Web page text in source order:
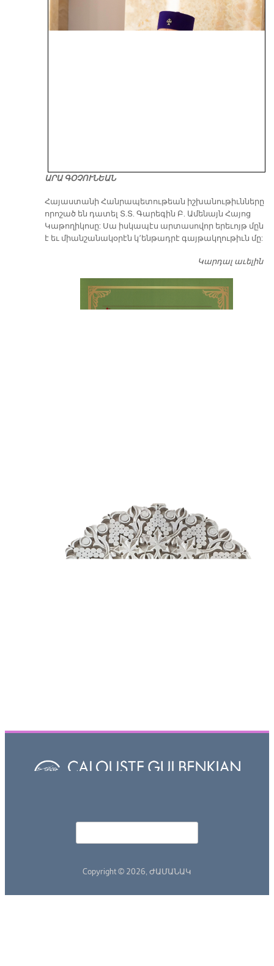
ԱՐԱ ԳՕՉՈՒՆԵԱՆ
​Հայաստանի Հանրապետութեան իշխանութիւնները
որոշած են դատել Տ.Տ. Գարեգին Բ. Ամենայն Հայոց
Կաթողիկոսը: Սա իսկապէս արտասովոր երեւոյթ մըն
է եւ միանշանակօրէն կ՚ենթադրէ գայթակղութիւն մը:
Կարդալ աւելին
Copyright © 2026, ԺԱՄԱՆԱԿ